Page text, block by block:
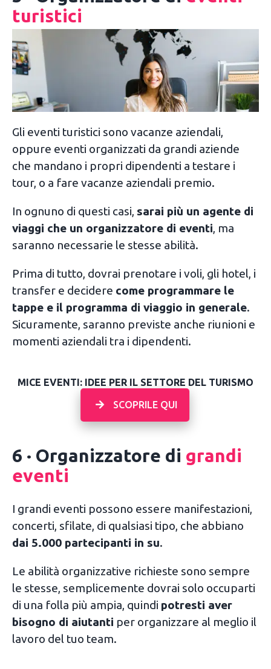
turistici
Gli eventi turistici sono vacanze aziendali,
oppure eventi organizzati da grandi aziende
che mandano i propri dipendenti a testare i
tour, o a fare vacanze aziendali premio.
In ognuno di questi casi, sarai più un agente di
viaggi che un organizzatore di eventi, ma
saranno necessarie le stesse abilità.
Prima di tutto, dovrai prenotare i voli, gli hotel, i
transfer e decidere come programmare le
tappe e il programma di viaggio in generale.
Sicuramente, saranno previste anche riunioni e
momenti aziendali tra i dipendenti.
MICE EVENTI: IDEE PER IL SETTORE DEL TURISMO
SCOPRILE QUI
6 · Organizzatore di grandi
eventi
I grandi eventi possono essere manifestazioni,
concerti, sfilate, di qualsiasi tipo, che abbiano
dai 5.000 partecipanti in su.
Le abilità organizzative richieste sono sempre
le stesse, semplicemente dovrai solo occuparti
di una folla più ampia, quindi potresti aver
bisogno di aiutanti per organizzare al meglio il
lavoro del tuo team.